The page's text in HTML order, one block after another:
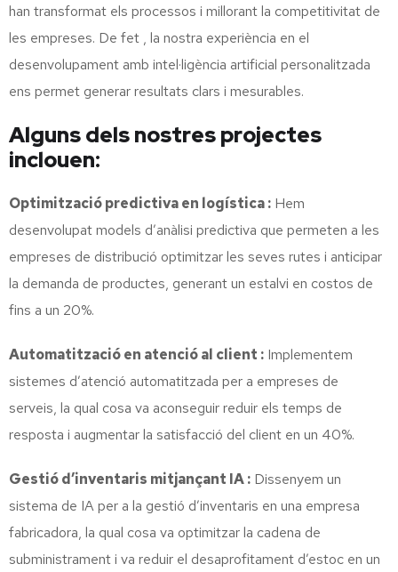
han transformat els processos i millorant la competitivitat de
les empreses. De fet , la nostra experiència en el
desenvolupament amb intel·ligència artificial personalitzada
ens permet generar resultats clars i mesurables.
Alguns dels nostres projectes
inclouen:
Optimització predictiva en logística : Hem
desenvolupat models d’anàlisi predictiva que permeten a les
empreses de distribució optimitzar les seves rutes i anticipar
la demanda de productes, generant un estalvi en costos de
fins a un 20%.
Automatització en atenció al client : Implementem
sistemes d’atenció automatitzada per a empreses de
serveis, la qual cosa va aconseguir reduir els temps de
resposta i augmentar la satisfacció del client en un 40%.
Gestió d’inventaris mitjançant IA : Dissenyem un
sistema de IA per a la gestió d’inventaris en una empresa
fabricadora, la qual cosa va optimitzar la cadena de
subministrament i va reduir el desaprofitament d’estoc en un